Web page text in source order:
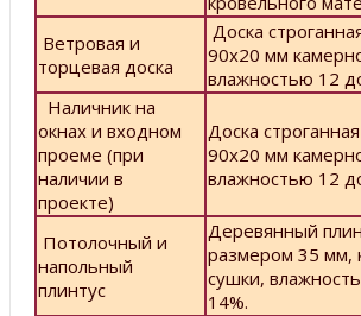
Ветровая и
торцевая доска
Доска
90х20 мм
влажностью 12
Наличник на
окнах и входном
проеме (при
наличии в
проекте)
Доска
90х20 мм
влажностью 12
Потолочный и
напольный
плинтус
Деревянный
размером 35 мм,
сушки,
14%.